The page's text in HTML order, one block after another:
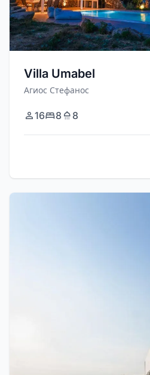
Villa Umabel
Агиос Стефанос
16 8 8